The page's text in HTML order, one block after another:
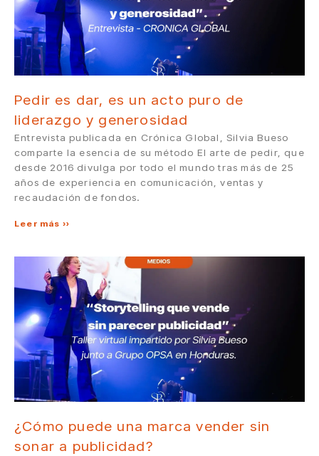
Pedir es dar, es un acto puro de
liderazgo y generosidad
Entrevista publicada en Crónica Global, Silvia Bueso
comparte la esencia de su método El arte de pedir, que
desde 2016 divulga por todo el mundo tras más de 25
años de experiencia en comunicación, ventas y
recaudación de fondos.
Leer más »
¿Cómo puede una marca vender sin
sonar a publicidad?